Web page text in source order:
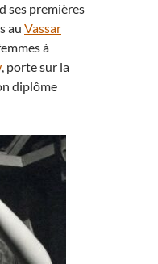
ses premières
au Vassar
à
, porte sur la
diplôme